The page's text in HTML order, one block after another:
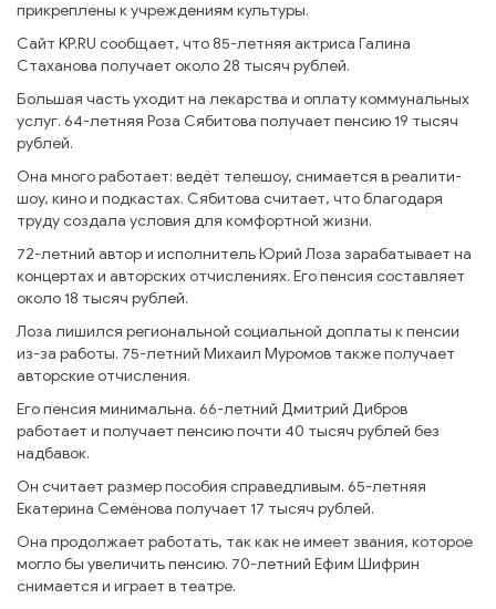
прикреплены к учреждениям культуры.
Сайт KP.RU сообщает, что 85-летняя актриса Галина
Стаханова получает около 28 тысяч рублей.
Большая часть уходит на лекарства и оплату коммунальных
услуг. 64-летняя Роза Сябитова получает пенсию 19 тысяч
рублей.
Она много работает: ведёт телешоу, снимается в реалити-
шоу, кино и подкастах. Сябитова считает, что благодаря
труду создала условия для комфортной жизни.
72-летний автор и исполнитель Юрий Лоза зарабатывает на
концертах и авторских отчислениях. Его пенсия составляет
около 18 тысяч рублей.
Лоза лишился региональной социальной доплаты к пенсии
из-за работы. 75-летний Михаил Муромов также получает
авторские отчисления.
Его пенсия минимальна. 66-летний Дмитрий Дибров
работает и получает пенсию почти 40 тысяч рублей без
надбавок.
Он считает размер пособия справедливым. 65-летняя
Екатерина Семёнова получает 17 тысяч рублей.
Она продолжает работать, так как не имеет звания, которое
могло бы увеличить пенсию. 70-летний Ефим Шифрин
снимается и играет в театре.